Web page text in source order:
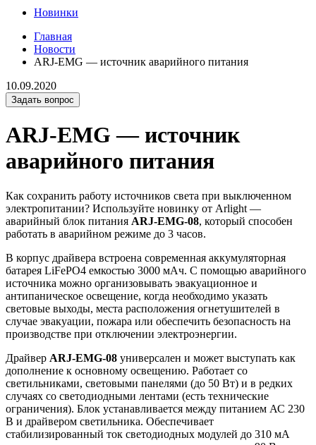
Новинки
Главная
Новости
ARJ-EMG — источник аварийного питания
10.09.2020
Задать вопрос
ARJ-EMG — источник
аварийного питания
Как сохранить работу источников света при выключенном
электропитании? Используйте новинку от Arlight —
аварийный блок питания ARJ-EMG-08, который способен
работать в аварийном режиме до 3 часов.
В корпус драйвера встроена современная аккумуляторная
батарея LiFePO4 емкостью 3000 мАч. С помощью аварийного
источника можно организовывать эвакуационное и
антипаническое освещение, когда необходимо указать
световые выходы, места расположения огнетушителей в
случае эвакуации, пожара или обеспечить безопасность на
производстве при отключении электроэнергии.
Драйвер ARJ-EMG-08 универсален и может выступать как
дополнение к основному освещению. Работает со
светильниками, световыми панелями (до 50 Вт) и в редких
случаях со светодиодными лентами (есть технические
ограничения). Блок устанавливается между питанием АС 230
В и драйвером светильника. Обеспечивает
стабилизированный ток светодиодных модулей до 310 мА